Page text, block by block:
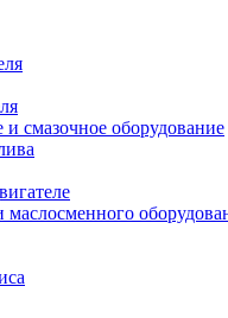
смазочное оборудование